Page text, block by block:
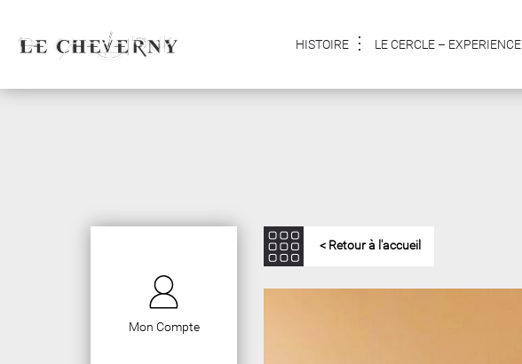
HISTOIRE LE CERCLE – EXPERIENCE
Mon Compte
< Retour à l'accueil